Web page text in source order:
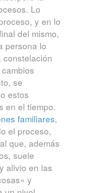
Lo
y en lo
del mismo,
persona lo
se
estos
en el tiempo.
familiares,
el proceso,
que, además
suele
alivio en las
y